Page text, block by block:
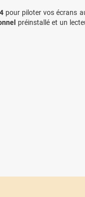
pour piloter vos écrans
préinstallé et un